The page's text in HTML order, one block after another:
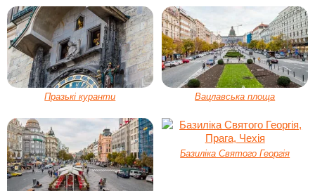
Празькі куранти Вацлавська площа
Базиліка Святого Георгія